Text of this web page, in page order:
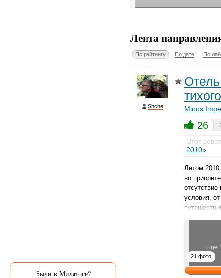
Были в Милатосе?
Лента
По рейтингу По дате По
Shche Minos
26
Этот
2010»
Летом 2010
но
условия,
Еще
21 фото